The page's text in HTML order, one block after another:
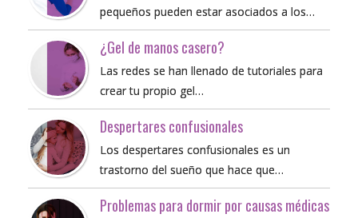
pequeños pueden estar asociados a los…
¿Gel de manos casero?
Las redes se han llenado de tutoriales para
crear tu propio gel…
Despertares confusionales
Los despertares confusionales es un
trastorno del sueño que hace que…
Problemas para dormir por causas médicas